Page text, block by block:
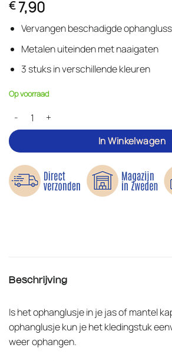
4.67op 5
gebaseerd
opklant
waarderingen
€7,90
Vervangen beschadigde
Metalen uiteinden met naaigaten
3 stuks in verschillende kleuren
Op voorraad
Ophanglussen voor jassen en mantels – 3
In Winkelwagen
Beschrijving
Is het ophanglusje in je jas of mantel
ophanglusje kun je het kledingstuk
weer ophangen.